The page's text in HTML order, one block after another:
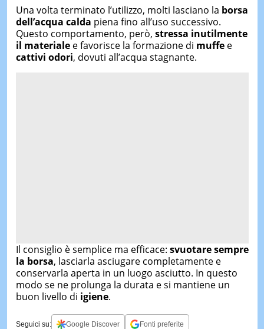
Una volta terminato l’utilizzo, molti lasciano la borsa
dell’acqua calda piena fino all’uso successivo.
Questo comportamento, però, stressa inutilmente
il materialee favorisce la formazione di muffee
cattivi odori, dovuti all’acqua stagnante.
Il consiglio è semplice ma efficace: svuotare sempre
la borsa, lasciarla asciugare completamente e
conservarla aperta in un luogo asciutto. In questo
modo se ne prolunga la durata e si mantiene un
buon livello di igiene.
Seguici su: Google Discover Fonti preferite